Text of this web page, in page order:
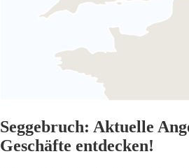
Seggebruch: Aktuelle
Geschäfte entdecken!